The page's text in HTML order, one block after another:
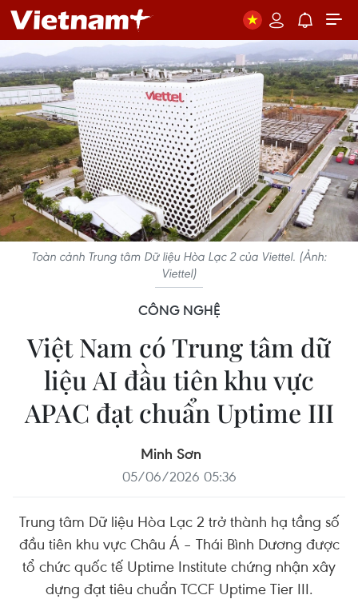
Toàn cảnh Trung tâm Dữ liệu Hòa Lạc 2 của Viettel. (Ảnh:
Viettel)
CÔNG NGHỆ
Việt Nam có Trung tâm dữ
liệu AI đầu tiên khu vực
APAC đạt chuẩn Uptime III
Minh Sơn
05/06/2026 05:36
Trung tâm Dữ liệu Hòa Lạc 2 trở thành hạ tầng số
đầu tiên khu vực Châu Á – Thái Bình Dương được
tổ chức quốc tế Uptime Institute chứng nhận xây
dựng đạt tiêu chuẩn TCCF Uptime Tier III.